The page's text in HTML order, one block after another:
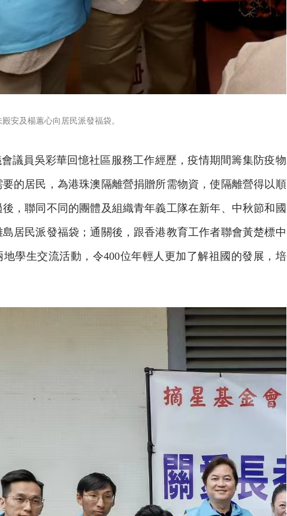
殿安及楊蕙心向居民派發福袋。
議員吳彩華回憶社區服務工作經歷，疫情期間籌集防疫物
的居民，為港珠澳隔離營捐贈所需物資，使隔離營得以順
，聯同不同的團體及組織青年義工隊在新年、中秋節和國
島居民派發福袋；通關後，跟香港教育工作者聯會黃楚標中
地學生交流活動，令400位年輕人更加了解祖國的發展，培